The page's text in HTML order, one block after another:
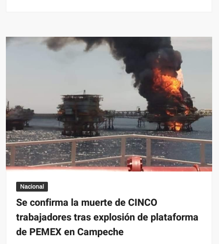
Nacional
Se confirma la muerte de CINCO
trabajadores tras explosión de plataforma
de PEMEX en Campeche